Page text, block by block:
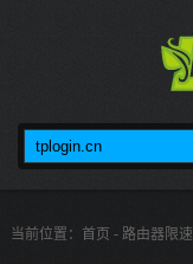
当前位置： 首页 - 路由器限速